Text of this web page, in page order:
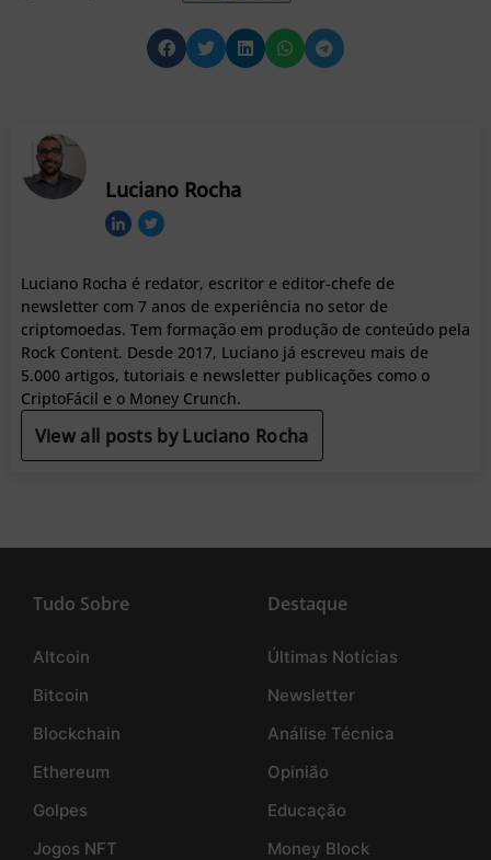
Luciano Rocha
Luciano Rocha é redator, escritor e editor-chefe de
newsletter com 7 anos de experiência no setor de
criptomoedas. Tem formação em produção de conteúdo pela
Rock Content. Desde 2017, Luciano já escreveu mais de
5.000 artigos, tutoriais e newsletter publicações como o
CriptoFácil e o Money Crunch.
View all posts by Luciano Rocha
Tudo Sobre
Altcoin
Bitcoin
Blockchain
Ethereum
Golpes
Jogos NFT
Destaque
Últimas Notícias
Newsletter
Análise Técnica
Opinião
Educação
Money Block